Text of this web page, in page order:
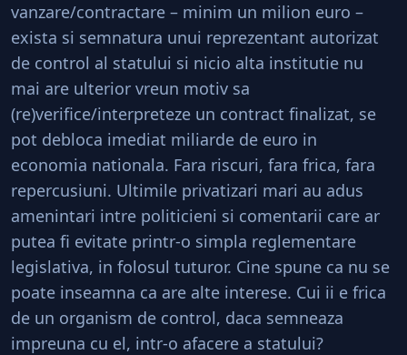
vanzare/contractare – minim un milion euro –
exista si semnatura unui reprezentant autorizat
de control al statului si nicio alta institutie nu
mai are ulterior vreun motiv sa
(re)verifice/interpreteze un contract finalizat, se
pot debloca imediat miliarde de euro in
economia nationala. Fara riscuri, fara frica, fara
repercusiuni. Ultimile privatizari mari au adus
amenintari intre politicieni si comentarii care ar
putea fi evitate printr-o simpla reglementare
legislativa, in folosul tuturor. Cine spune ca nu se
poate inseamna ca are alte interese. Cui ii e frica
de un organism de control, daca semneaza
impreuna cu el, intr-o afacere a statului?